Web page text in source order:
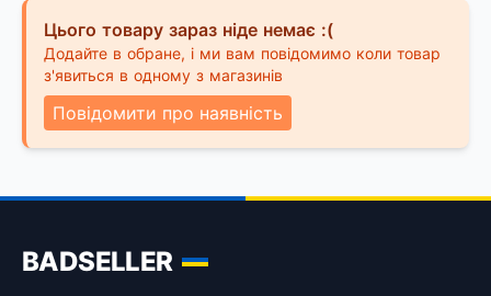
Цього товару зараз ніде немає :(
Додайте в обране, і ми вам повідомимо коли товар
з'явиться в одному з магазинів
Повідомити про наявність
BADSELLER